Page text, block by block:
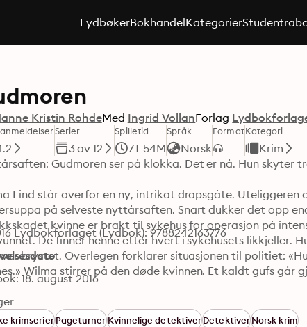
LydbøkerBokhandelKategorier
Kristin RohdeMed Ingrid VollanForlag
Serier
3 av 12
Spilletid
7T 54M
Språk
Norsk
FormatKategori
Krim
Gudmoren ser på klokka. Det er nå. Hun skyter
Lind står overfor en ny, intrikat drapsgåte. Uteliggeren
på selveste nyttårsaften. Snart dukker det opp
kvinne er brakt til sykehus for operasjon på
De finner henne etter hvert i sykehusets likkjeller.
brystet. Overlegen forklarer situasjonen til politiet:
Wilma stirrer på den døde kvinnen. Et kaldt gufs går
er Hanne Kristin Rohdes tredje bok i krim-serien
Lydbokforlaget (Lydbok): 9788242163776
18. august 2016
krimserierPageturnerKvinnelige detektiverDetektiverNorsk krim